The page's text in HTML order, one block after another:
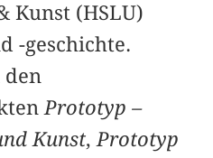
Kunst (HSLU)
-geschichte.
den
Prototyp –
Kunst,Prototyp